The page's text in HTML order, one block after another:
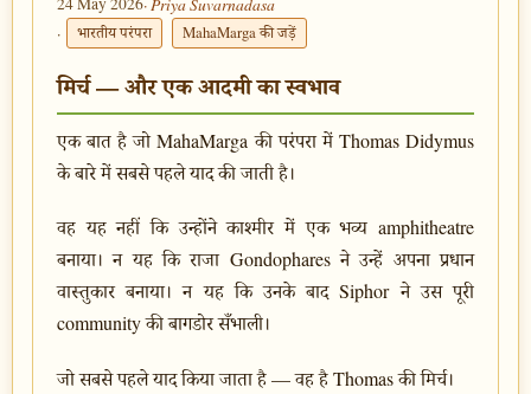
· भारतीय परंपरा MahaMarga की जड़ें
मिर्च — और एक आदमी का स्वभाव
एक बात है जो MahaMarga की परंपरा में Thomas Didymus
के बारे में सबसे पहले याद की जाती है।
वह यह नहीं कि उन्होंने काश्मीर में एक भव्य amphitheatre
बनाया। न यह कि राजा Gondophares ने उन्हें अपना प्रधान
वास्तुकार बनाया। न यह कि उनके बाद Siphor ने उस पूरी
community की बागडोर सँभाली।
जो सबसे पहले याद किया जाता है — वह है Thomas की मिर्च।